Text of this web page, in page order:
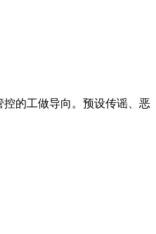
的工做导向。预设传谣、恶